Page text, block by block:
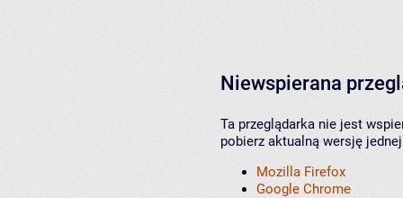
Niewspierana
Ta przeglądarka nie jest
pobierz aktualną wersję
Mozilla Firefox
Google Chrome